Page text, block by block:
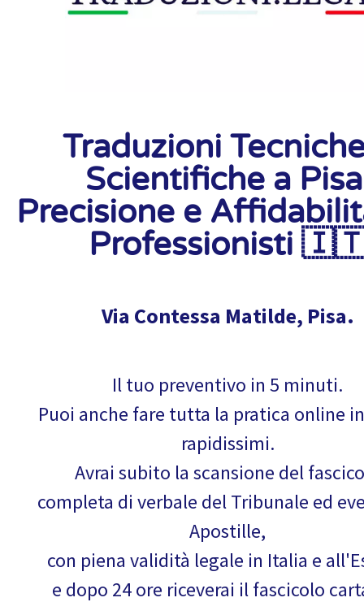
Traduzioni
Scientifiche a
Precisione e
Professionisti
Via Contessa Matilde, Pisa.
Il tuo preventivo in 5 minuti.
Puoi anche fare tutta la pratica online
rapidissimi.
Avrai subito la scansione del
completa di verbale del Tribunale ed
Apostille,
con piena validità legale in Italia e
e dopo 24 ore riceverai il fascicolo